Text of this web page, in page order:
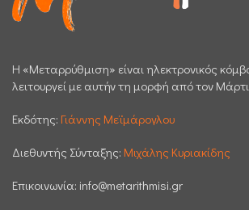
H «Μεταρρύθμιση» είναι ηλεκτρονικός
λειτουργεί με αυτήν τη μορφή από τον
Εκδότης: Γιάννης Μεϊμάρογλου
Διεθυντής Σύνταξης: Μιχάλης Κυριακίδης
Επικοινωνία: info@metarithmisi.gr